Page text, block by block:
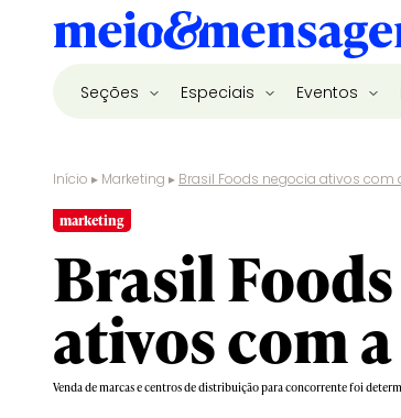
Seções Especiais Eventos
Início ▸ Marketing ▸ Brasil Foods negocia ativos com
marketing
Brasil
ativos com
Venda de marcas e centros de distribuição para concorrente foi